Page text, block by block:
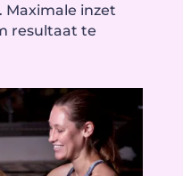
Maximale inzet
resultaat te